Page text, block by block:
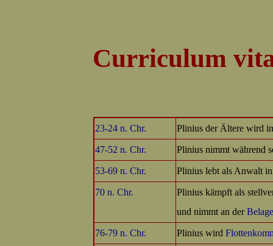
Curriculum
23-24 n. Chr. Plinius der Ältere wird
47-52 n. Chr. Plinius nimmt während
53-69 n. Chr. Plinius lebt als Anwalt
70 n. Chr.
Plinius kämpft als
und nimmt an der
76-79 n. Chr. Plinius wird